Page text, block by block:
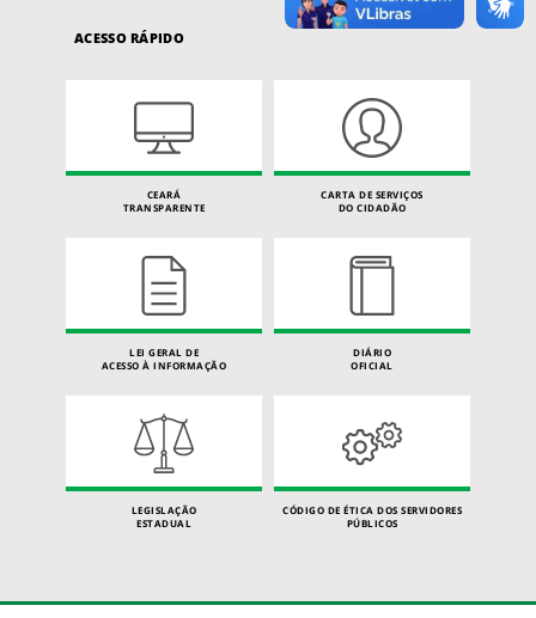
ACESSO RÁPIDO
CEARÁ
TRANSPARENTE
CARTA DE SERVIÇOS
DO CIDADÃO
LEI GERAL DE
ACESSO À INFORMAÇÃO
DIÁRIO
OFICIAL
LEGISLAÇÃO
ESTADUAL
CÓDIGO DE ÉTICA DOS SERVIDORES
PÚBLICOS